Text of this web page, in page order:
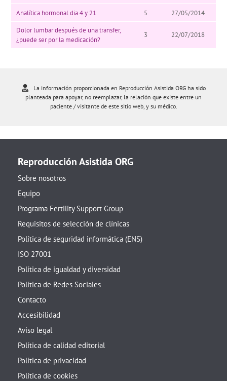
Analítica hormonal dia 4 y 21 5
27/05/2014
Dolor lumbar después de una transfer,
¿puede ser por la medicación?
3 22/07/2018
La información proporcionada en Reproducción Asistida ORG ha sido
planteada para apoyar, no reemplazar, la relación que existe entre un
paciente / visitante de este sitio web, y su médico.
Reproducción Asistida ORG
Sobre nosotros
Equipo
Programa Fertility Support Group
Requisitos de selección de clínicas
Política de seguridad informática (ENS)
ISO 27001
Política de igualdad y diversidad
Política de Redes Sociales
Contacto
Accesibilidad
Aviso legal
Política de calidad editorial
Política de privacidad
Política de cookies